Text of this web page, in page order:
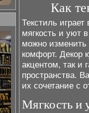
Как
Текстиль
мягкость и уют
можно изменить
комфорт. Декор
акцентом, так
пространства.
их сочетание с
Мягкость и